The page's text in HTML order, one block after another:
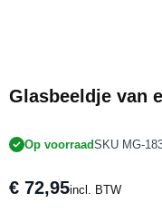
Glasbeeldje van
Op voorraadSKU MG-
€ 72,95incl. BTW